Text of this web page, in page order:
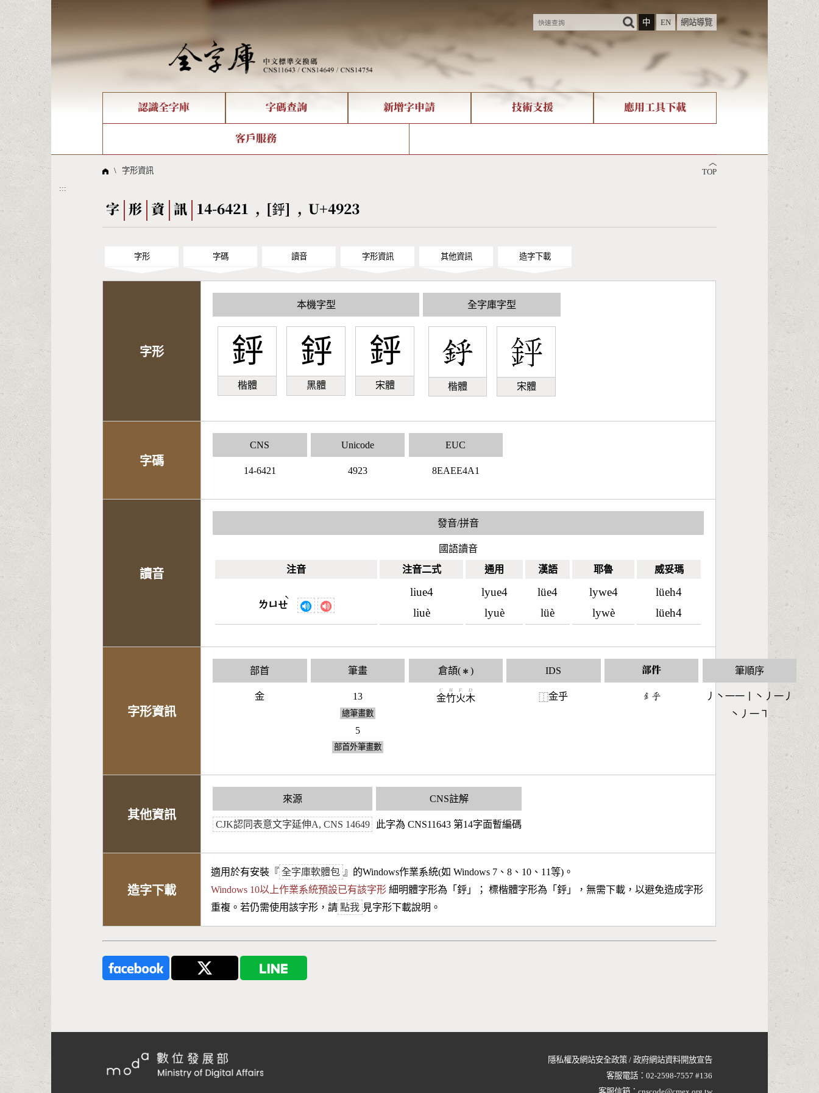
:::
中
EN 網站導覽
認識全字庫
全字庫現況
線上教學
字碼查詢
部件查詢
倉頡查詢
Big5查詢 拼音查詢
新增字申請 技術支援
造字解決方案
應用工具下載
字形下載
客戶服務
問題集
︿
TOP
\ 字形資訊
:::
字 形 資 訊 14-6421 , [䤣] , U+4923
字形 字碼 讀音 字形資訊 其他資訊 造字下載
字形
本機字型
䤣
楷體
䤣
黑體
䤣
宋體
全字庫字型
楷體 宋體
字碼
CNS
14-6421
Unicode
4923
EUC
8EAEE4A1
讀音
發音/拼音
國語讀音
注音
注音二式 通用 漢語 耶魯 威妥瑪
ㄌㄩㄝ
ˋ
liue4
liuè
lyue4
lyuè
lüe4
lüè
lywe4
lywè
lüeh4
lüeh4
字形資訊
部首
金
筆畫
13
總筆畫數
5
部首外筆畫數
倉頡( ✱ )
金
C
竹
H
火
F
木
D
IDS
⿰金乎
部件
󶇕󶅍
筆順序
丿丶一一丨丶丿一丿
丶丿一㇕
其他資訊
來源
CJK認同表意文字延伸A, CNS 14649
CNS註解
此字為 CNS11643 第14字面暫編碼
造字下載
適用於有安裝『 全字庫軟體包 』的Windows作業系統(如 Windows 7、8、10、11等)。
Windows 10以上作業系統預設已有該字形 細明體字形為「 䤣 」； 標楷體字形為「 䤣 」，無需下載，以避免造成字形
重複。若仍需使用該字形，請 點我 見字形下載說明。
隱私權及網站安全政策 /政府網站資料開放宣告
客服電話：02-2598-7557 #136